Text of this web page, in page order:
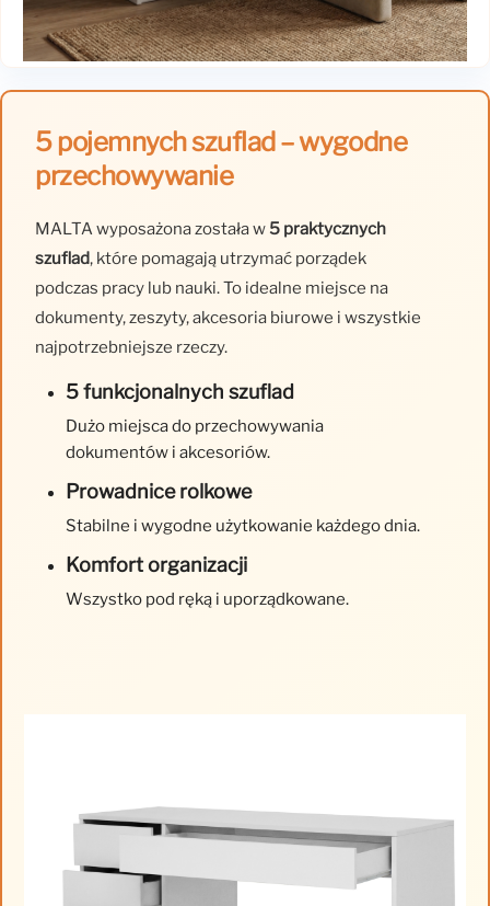
5 pojemnych szuflad – wygodne
przechowywanie
MALTA wyposażona została w 5 praktycznych
szuflad, które pomagają utrzymać porządek
podczas pracy lub nauki. To idealne miejsce na
dokumenty, zeszyty, akcesoria biurowe i wszystkie
najpotrzebniejsze rzeczy.
5 funkcjonalnych szuflad
Dużo miejsca do przechowywania
dokumentów i akcesoriów.
Prowadnice rolkowe
Stabilne i wygodne użytkowanie każdego dnia.
Komfort organizacji
Wszystko pod ręką i uporządkowane.